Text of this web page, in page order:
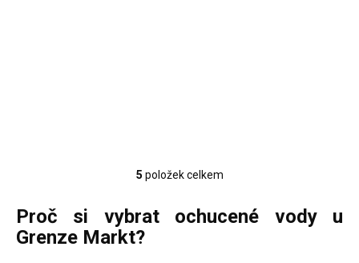
O
l
á
5 položek celkem
Proč si vybrat ochucené vody u
Grenze Markt?